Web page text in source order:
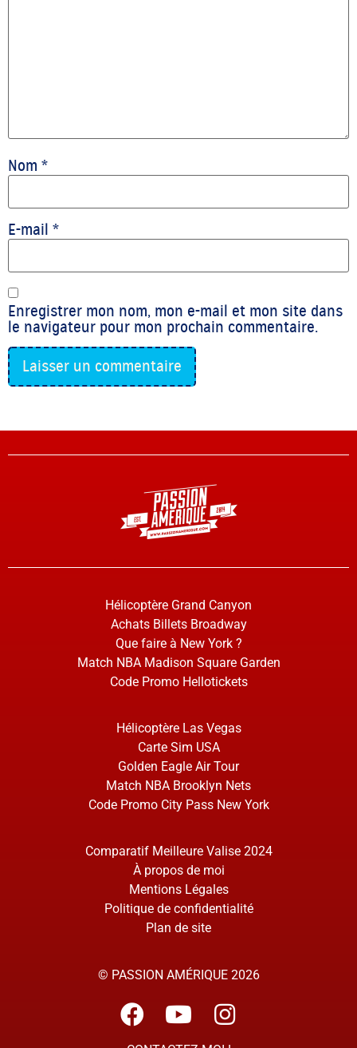
Nom *
E-mail *
Enregistrer mon nom, mon e-mail et mon site dans
le navigateur pour mon prochain commentaire.
Hélicoptère Grand Canyon
Achats Billets Broadway
Que faire à New York ?
Match NBA Madison Square Garden
Code Promo Hellotickets
Hélicoptère Las Vegas
Carte Sim USA
Golden Eagle Air Tour
Match NBA Brooklyn Nets
Code Promo City Pass New York
Comparatif Meilleure Valise 2024
À propos de moi
Mentions Légales
Politique de confidentialité
Plan de site
© PASSION AMÉRIQUE 2026